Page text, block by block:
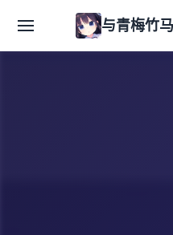
与青梅竹